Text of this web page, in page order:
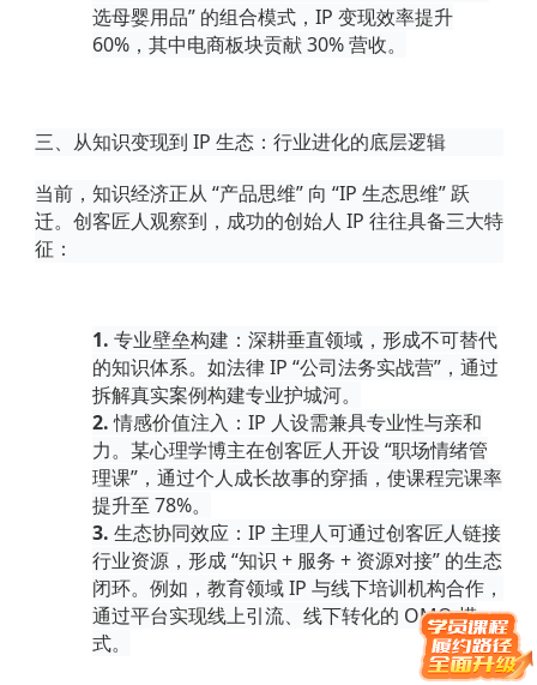
选母婴用品” 的组合模式，IP 变现效率提升
60%，其中电商板块贡献 30% 营收。
三、从知识变现到 IP 生态：行业进化的底层逻辑
当前，知识经济正从 “产品思维” 向 “IP 生态思维” 跃
迁。创客匠人观察到，成功的创始人 IP 往往具备三大特
征：
1. 专业壁垒构建 ：深耕垂直领域，形成不可替代
的知识体系。如法律IP “公司法务实战营”，通过
拆解真实案例构建专业护城河。
2.情感价值注入 ： IP 人设需兼具专业性与亲和
力。某心理学博主在创客匠人开设 “职场情绪管
理课”，通过个人成长故事的穿插，使课程完课率
提升至 78%。
3. 生态协同效应： IP 主理人可通过创客匠人链接
行业资源，形成 “知识 + 服务 + 资源对接” 的生态
闭环。例如，教育领域 IP 与线下培训机构合作，
通过平台实现线上引流、线下转化的 OMO 模
式。